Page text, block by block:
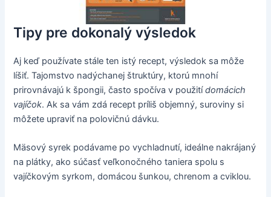
Tipy pre dokonalý výsledok
Aj keď používate stále ten istý recept, výsledok sa môže
líšiť. Tajomstvo nadýchanej štruktúry, ktorú mnohí
prirovnávajú k špongii, často spočíva v použitídomácich
vajíčok. Ak sa vám zdá recept príliš objemný, suroviny si
môžete upraviť na polovičnú dávku.
Mäsový syrek podávame po vychladnutí, ideálne nakrájaný
na plátky, ako súčasť veľkonočného taniera spolu s
vajíčkovým syrkom, domácou šunkou, chrenom a cviklou.